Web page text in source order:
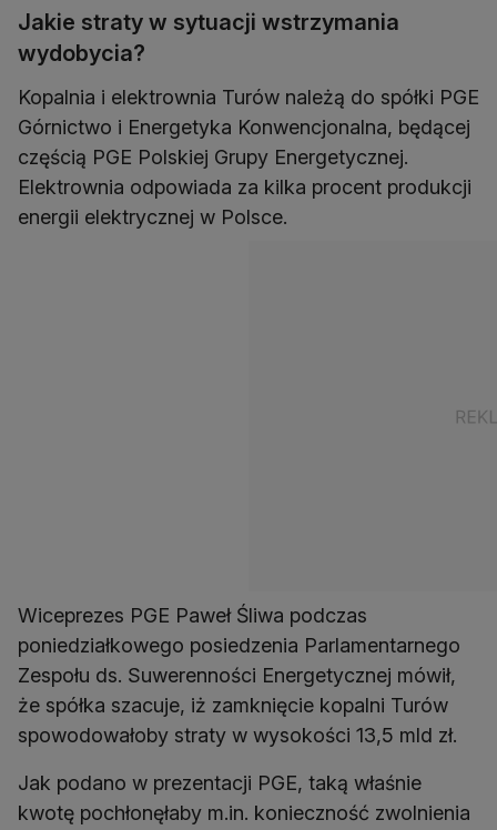
Jakie straty w sytuacji wstrzymania
wydobycia?
Kopalnia i elektrownia Turów należą do spółki PGE
Górnictwo i Energetyka Konwencjonalna, będącej
częścią PGE Polskiej Grupy Energetycznej.
Elektrownia odpowiada za kilka procent produkcji
energii elektrycznej w Polsce.
Wiceprezes PGE Paweł Śliwa podczas
poniedziałkowego posiedzenia Parlamentarnego
Zespołu ds. Suwerenności Energetycznej mówił,
że spółka szacuje, iż zamknięcie kopalni Turów
spowodowałoby straty w wysokości 13,5 mld zł.
Jak podano w prezentacji PGE, taką właśnie
kwotę pochłonęłaby m.in. konieczność zwolnienia